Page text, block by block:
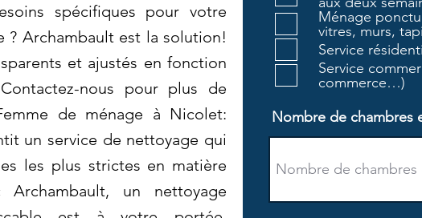
spécifiques pour votre
? Archambault est la solution!
et ajustés en fonction
nous pour plus de
de ménage à Nicolet:
un service de nettoyage qui
les plus strictes en matière
un nettoyage
Ménage
vitres, murs,
Service
Service
commerce…)
Nombre de chambres